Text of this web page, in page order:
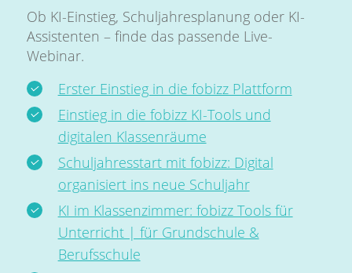
Ob KI-Einstieg, Schuljahresplanung oder KI-
Assistenten – finde das passende Live-
Webinar.
Erster Einstieg in die fobizz Plattform
Einstieg in die fobizz KI-Tools und
digitalen Klassenräume
Schuljahresstart mit fobizz: Digital
organisiert ins neue Schuljahr
KI im Klassenzimmer: fobizz Tools für
Unterricht | für Grundschule &
Berufsschule